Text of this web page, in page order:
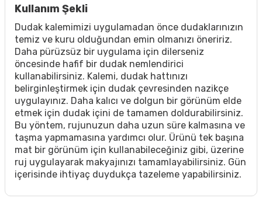
Kullanım Şekli
Dudak kalemimizi uygulamadan önce dudaklarınızın
temiz ve kuru olduğundan emin olmanızı öneririz.
Daha pürüzsüz bir uygulama için dilerseniz
öncesinde hafif bir dudak nemlendirici
kullanabilirsiniz. Kalemi, dudak hattınızı
belirginleştirmek için dudak çevresinden nazikçe
uygulayınız. Daha kalıcı ve dolgun bir görünüm elde
etmek için dudak içini de tamamen doldurabilirsiniz.
Bu yöntem, rujunuzun daha uzun süre kalmasına ve
taşma yapmamasına yardımcı olur. Ürünü tek başına
mat bir görünüm için kullanabileceğiniz gibi, üzerine
ruj uygulayarak makyajınızı tamamlayabilirsiniz. Gün
içerisinde ihtiyaç duydukça tazeleme yapabilirsiniz.